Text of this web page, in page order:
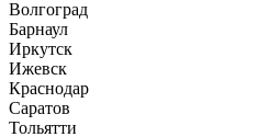
Волгоград
Барнаул
Иркутск
Ижевск
Краснодар
Саратов
Тольятти